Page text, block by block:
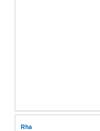
Rha